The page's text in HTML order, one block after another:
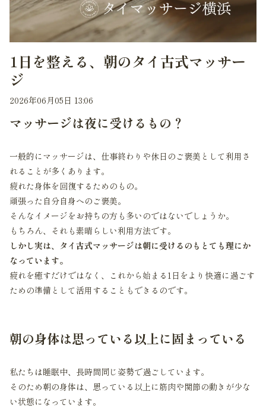
1日を整える、朝のタイ古式マッサー
ジ
2026年06月05日 13:06
マッサージは夜に受けるもの？
一般的にマッサージは、仕事終わりや休日のご褒美として利用さ
れることが多くあります。
疲れた身体を回復するためのもの。
頑張った自分自身へのご褒美。
そんなイメージをお持ちの方も多いのではないでしょうか。
もちろん、それも素晴らしい利用方法です。
しかし実は、タイ古式マッサージは朝に受けるのもとても理にか
なっています。
疲れを癒すだけではなく、これから始まる1日をより快適に過ごす
ための準備として活用することもできるのです。
朝の身体は思っている以上に固まっている
私たちは睡眠中、長時間同じ姿勢で過ごしています。
そのため朝の身体は、思っている以上に筋肉や関節の動きが少な
い状態になっています。